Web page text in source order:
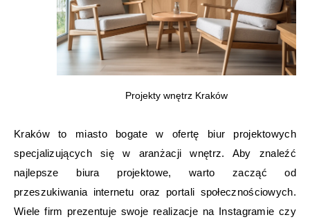
Projekty wnętrz Kraków
Kraków to miasto bogate w ofertę biur projektowych
specjalizujących się w aranżacji wnętrz. Aby znaleźć
najlepsze biura projektowe, warto zacząć od
przeszukiwania internetu oraz portali społecznościowych.
Wiele firm prezentuje swoje realizacje na Instagramie czy